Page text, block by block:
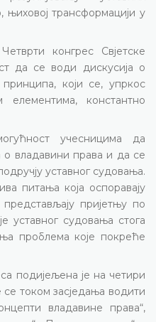
њиховој трансформацији у
конгрес Свјетске
да се води дискусија о
који се, упркос
елементима, константно
учесницима да
о владавини права и да се
уставног судовања.
питања која оспоравају
пријетњу по
уставног судовања стога
проблема које покреће
подијељена је на четири
се током засједања водити
владавине права“,